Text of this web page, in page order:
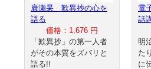
廣瀬杲 歎異抄の心を
語る
価格：1,676 円
「歎異抄」の第一人者
がその本質をズバリと
語る!!
電
話
明
た
に